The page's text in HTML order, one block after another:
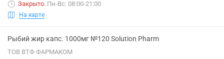
Закрыто. Пн-Вс: 08:00-21:00
На карте
Рыбий жир капс. 1000мг №120 Solution Pharm
ТОВ ВТФ ФАРМАКОМ